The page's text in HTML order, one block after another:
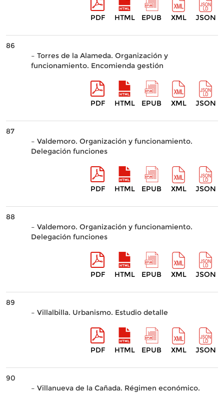
PDF HTML EPUB XML JSON
86
– Torres de la Alameda. Organización y
funcionamiento. Encomienda gestión
PDF HTML EPUB XML JSON
87
– Valdemoro. Organización y funcionamiento.
Delegación funciones
PDF HTML EPUB XML JSON
88
– Valdemoro. Organización y funcionamiento.
Delegación funciones
PDF HTML EPUB XML JSON
89
– Villalbilla. Urbanismo. Estudio detalle
PDF HTML EPUB XML JSON
90
– Villanueva de la Cañada. Régimen económico.